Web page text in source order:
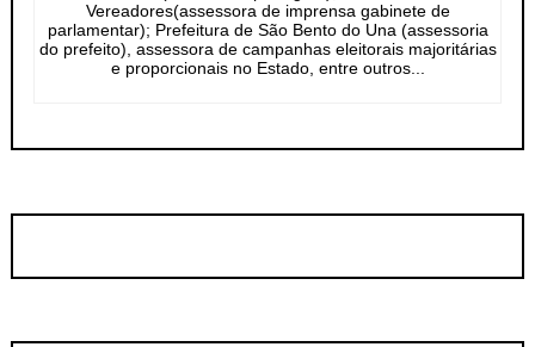
Vereadores(assessora de imprensa gabinete de
parlamentar); Prefeitura de São Bento do Una (assessoria
do prefeito), assessora de campanhas eleitorais majoritárias
e proporcionais no Estado, entre outros...